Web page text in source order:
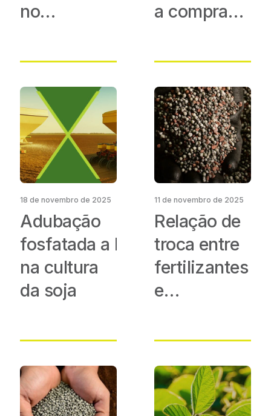
no
inicial da
potencial
produtivo
da lavoura
a compra
fertilizantes
18 de novembro de 2025
Adubação
fosfatada a lanço
na cultura
da soja
11 de novembro de 2025
Relação de
troca entre
fertilizantes
e
como